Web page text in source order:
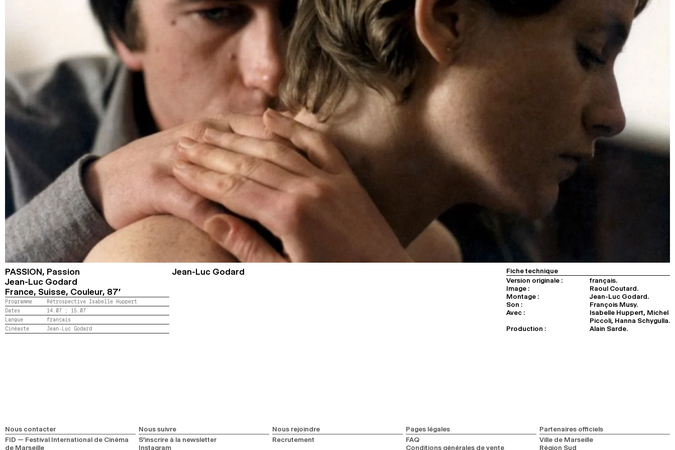
PASSION, Passion
Jean-Luc Godard
France, Suisse, Couleur, 87’
Programme
Rétrospective Isabelle Huppert
Dates
14.07 ; 15.07
Langue
français
Cinéaste
Jean-Luc Godard
Jean-Luc Godard
Fiche technique
Version originale :
français.
Image :
Raoul Coutard.
Montage :
Jean-Luc Godard.
Son :
François Musy.
Avec :
Isabelle Huppert, Michel
Piccoli, Hanna Schygulla.
Production :
Alain Sarde.
Nous contacter
FID — Festival International de Cinéma
de Marseille
Nous suivre
S’inscrire à la newsletter
Instagram
Nous rejoindre
Recrutement
Pages légales
FAQ
Conditions générales de vente
Partenaires officiels
Ville de Marseille
Région Sud